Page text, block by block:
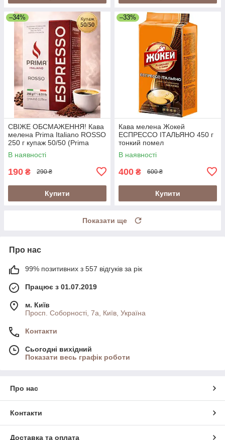
–34%
СВІЖЕ ОБСМАЖЕННЯ! Кава
мелена Prima Italiano ROSSO
250 г купаж 50/50 (Prima
Italiano Espresso Rosso)
В наявності
190 ₴ 290 ₴
Купити
–33%
Кава мелена Жокей
ЕСПРЕССО ІТАЛЬЯНО 450 г
тонкий помел
В наявності
400 ₴ 600 ₴
Купити
Показати ще
Про нас
99% позитивних з 557 відгуків за рік
Працює з 01.07.2019
м. Київ
Просп. Соборності, 7а, Київ, Україна
Контакти
Сьогодні вихідний
Показати весь графік роботи
Про нас
Контакти
Доставка та оплата